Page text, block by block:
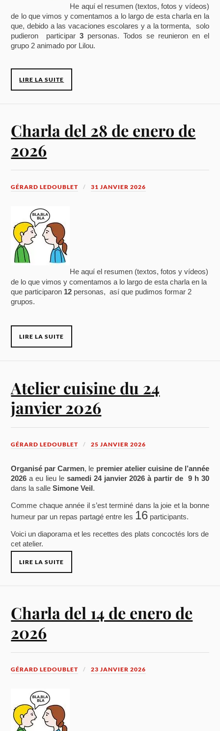
He aquí el resumen (textos, fotos y vídeos)
de lo que vimos y comentamos a lo largo de esta charla en la
que, debido a las vacaciones escolares y a la tormenta, solo
pudieron participar3 personas. Todos se reunieron en el
grupo 2 animado por Lilou.
LIRE LA SUITE
Charla del 28 de enero de
2026
GÉRARD LEDOUBLET 31 JANVIER 2026
He aquí el resumen (textos, fotos y vídeos)
de lo que vimos y comentamos a lo largo de esta charla en la
que participaron 12 personas, así que pudimos formar 2
grupos.
LIRE LA SUITE
Atelier cuisine du 24
janvier 2026
GÉRARD LEDOUBLET 25 JANVIER 2026
Organisé par Carmen, le premier atelier cuisine de l’année
2026 a eu lieu lesamedi 24 janvier 2026 à partir de 9 h 30
dans la salleSimone Veil.
Comme chaque année il s’est terminé dans la joie et la bonne
humeur par un repas partagé entre les 16 participants.
Voici un diaporama et les recettes des plats concoctés lors de
cet atelier.
LIRE LA SUITE
Charla del 14 de enero de
2026
GÉRARD LEDOUBLET 23 JANVIER 2026